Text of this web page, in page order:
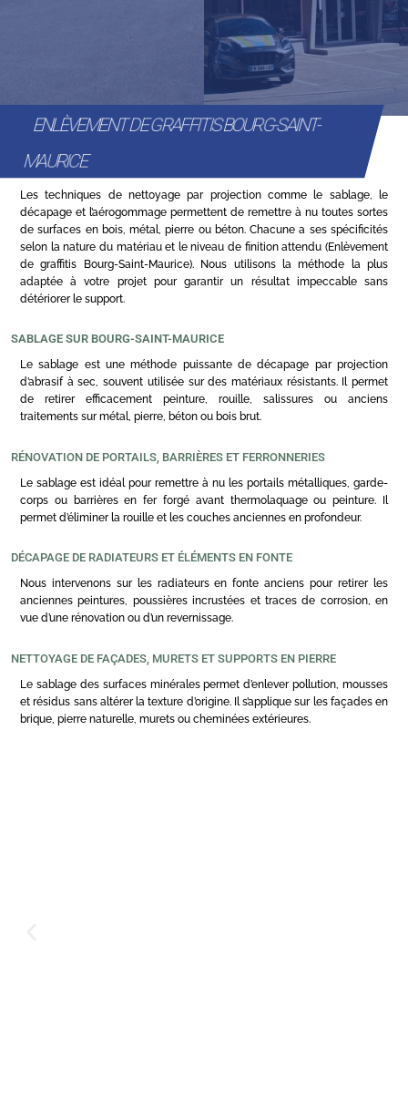
ENLÈVEMENT DE GRAFFITIS BOURG-SAINT-
MAURICE
Les techniques de nettoyage par projection comme le sablage, le
décapage et l’aérogommage permettent de remettre à nu toutes sortes
de surfaces en bois, métal, pierre ou béton. Chacune a ses spécificités
selon la nature du matériau et le niveau de finition attendu (Enlèvement
de graffitis Bourg-Saint-Maurice). Nous utilisons la méthode la plus
adaptée à votre projet pour garantir un résultat impeccable sans
détériorer le support.
SABLAGE SUR BOURG-SAINT-MAURICE
Le sablage est une méthode puissante de décapage par projection
d’abrasif à sec, souvent utilisée sur des matériaux résistants. Il permet
de retirer efficacement peinture, rouille, salissures ou anciens
traitements sur métal, pierre, béton ou bois brut.
RÉNOVATION DE PORTAILS, BARRIÈRES ET FERRONNERIES
Le sablage est idéal pour remettre à nu les portails métalliques, garde-
corps ou barrières en fer forgé avant thermolaquage ou peinture. Il
permet d’éliminer la rouille et les couches anciennes en profondeur.
DÉCAPAGE DE RADIATEURS ET ÉLÉMENTS EN FONTE
Nous intervenons sur les radiateurs en fonte anciens pour retirer les
anciennes peintures, poussières incrustées et traces de corrosion, en
vue d’une rénovation ou d’un revernissage.
NETTOYAGE DE FAÇADES, MURETS ET SUPPORTS EN PIERRE
Le sablage des surfaces minérales permet d’enlever pollution, mousses
et résidus sans altérer la texture d’origine. Il s’applique sur les façades en
brique, pierre naturelle, murets ou cheminées extérieures.